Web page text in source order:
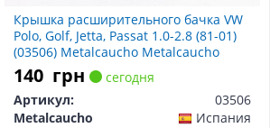
Крышка расширительного бачка VW
Polo, Golf, Jetta, Passat 1.0-2.8 (81-01)
(03506) Metalcaucho Metalcaucho
03506
140 грн
сегодня
Артикул:
03506
Metalcaucho
Испания